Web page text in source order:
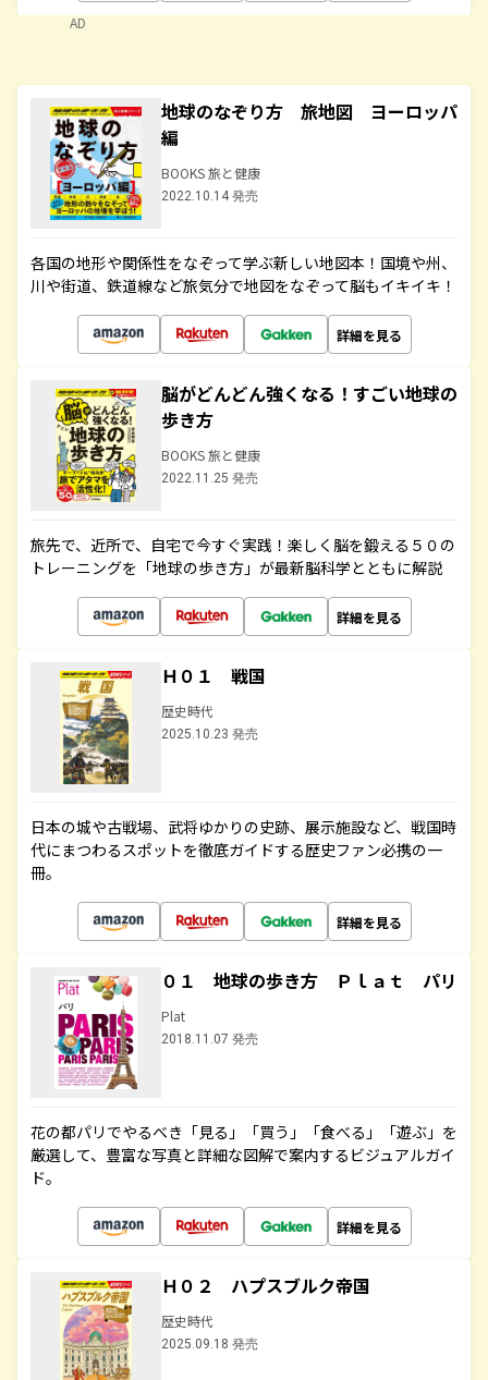
AD
地球のなぞり方 旅地図 ヨーロッパ
編
BOOKS 旅と健康
2022.10.14 発売
各国の地形や関係性をなぞって学ぶ新しい地図本！国境や州、
川や街道、鉄道線など旅気分で地図をなぞって脳もイキイキ！
詳細を見る
脳がどんどん強くなる！すごい地球の
歩き方
BOOKS 旅と健康
2022.11.25 発売
旅先で、近所で、自宅で今すぐ実践！楽しく脳を鍛える５０の
トレーニングを「地球の歩き方」が最新脳科学とともに解説
詳細を見る
Ｈ０１ 戦国
歴史時代
2025.10.23 発売
日本の城や古戦場、武将ゆかりの史跡、展示施設など、戦国時
代にまつわるスポットを徹底ガイドする歴史ファン必携の一
冊。
詳細を見る
０１ 地球の歩き方 Ｐｌａｔ パリ
Plat
2018.11.07 発売
花の都パリでやるべき「見る」「買う」「食べる」「遊ぶ」を
厳選して、豊富な写真と詳細な図解で案内するビジュアルガイ
ド。
詳細を見る
Ｈ０２ ハプスブルク帝国
歴史時代
2025.09.18 発売